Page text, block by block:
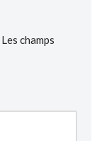
Les champs